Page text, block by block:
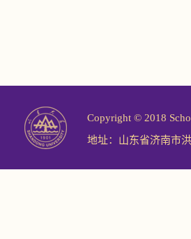
Copyright © 2018
地址：山东省济南市